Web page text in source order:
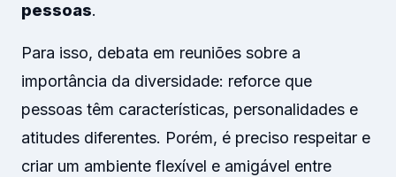
pessoas.
Para isso, debata em reuniões sobre a
importância da diversidade: reforce que
pessoas têm características, personalidades e
atitudes diferentes. Porém, é preciso respeitar e
criar um ambiente flexível e amigável entre